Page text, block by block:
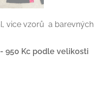
vice vzorů a barevných
950 Kc podle velikosti